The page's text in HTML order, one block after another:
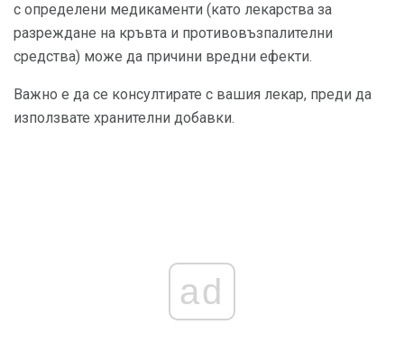
с определени медикаменти (като лекарства за
разреждане на кръвта и противовъзпалителни
средства) може да причини вредни ефекти.
Важно е да се консултирате с вашия лекар, преди да
използвате хранителни добавки.
ad